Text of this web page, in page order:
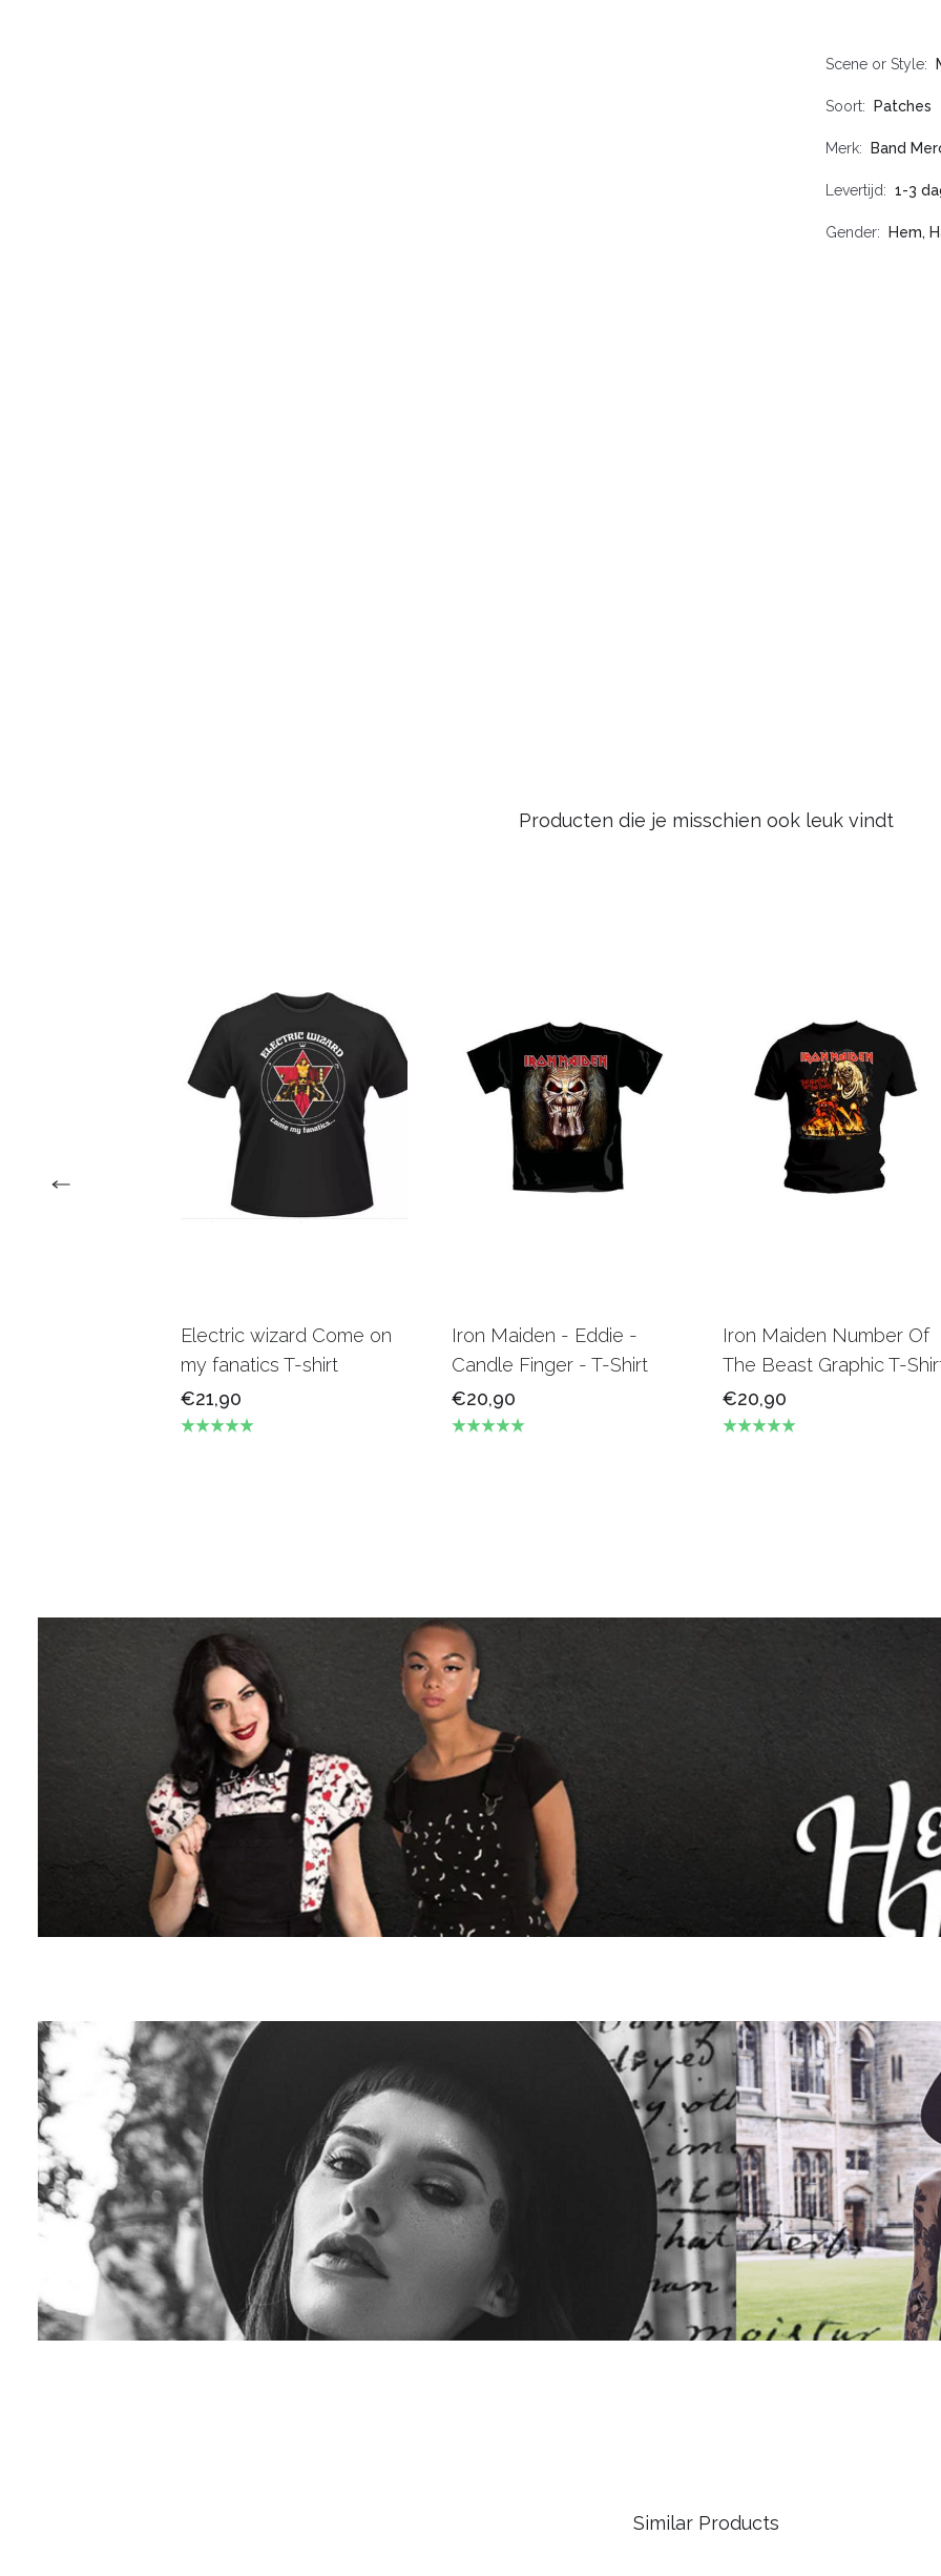
Scene or Style
Soort Patches
Merk Band
Levertijd 1-3
Gender Hem,
Producten die je misschien ook leuk vindt
Electric wizard Come on
my fanatics T-shirt
€21,90
Iron Maiden - Eddie -
Candle Finger - T-Shirt
€20,90
Iron Maiden Number Of
The Beast Graphic T-
€20,90
Similar Products